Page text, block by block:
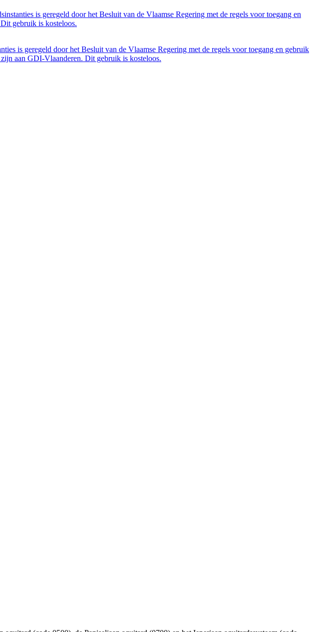
is geregeld door het Besluit van de Vlaamse Regering met de regels voor toegang en
gebruik is kosteloos.
is geregeld door het Besluit van de Vlaamse Regering met de regels voor toegang en gebruik
aan GDI-Vlaanderen. Dit gebruik is kosteloos.